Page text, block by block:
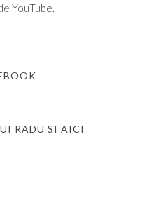
YouTube.
RADU SI AICI